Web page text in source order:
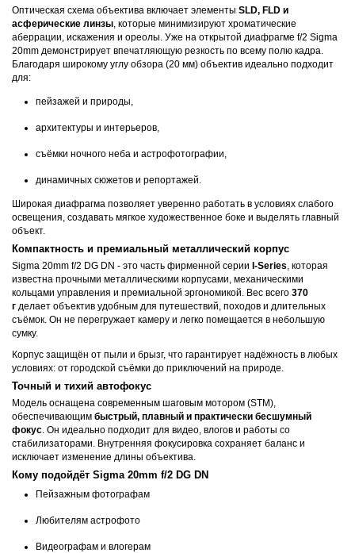
Оптическая схема объектива включает элементы SLD, FLD и
асферические линзы, которые минимизируют хроматические
аберрации, искажения и ореолы. Уже на открытой диафрагме f/2 Sigma
20mm демонстрирует впечатляющую резкость по всему полю кадра.
Благодаря широкому углу обзора (20 мм) объектив идеально подходит
для:
пейзажей и природы,
архитектуры и интерьеров,
съёмки ночного неба и астрофотографии,
динамичных сюжетов и репортажей.
Широкая диафрагма позволяет уверенно работать в условиях слабого
освещения, создавать мягкое художественное боке и выделять главный
объект.
Компактность и премиальный металлический корпус
Sigma 20mm f/2 DG DN - это часть фирменной серии I-Series, которая
известна прочными металлическими корпусами, механическими
кольцами управления и премиальной эргономикой. Вес всего 370
г делает объектив удобным для путешествий, походов и длительных
съёмок. Он не перегружает камеру и легко помещается в небольшую
сумку.
Корпус защищён от пыли и брызг, что гарантирует надёжность в любых
условиях: от городской съёмки до приключений на природе.
Точный и тихий автофокус
Модель оснащена современным шаговым мотором (STM),
обеспечивающим быстрый, плавный и практически бесшумный
фокус. Он идеально подходит для видео, влогов и работы со
стабилизаторами. Внутренняя фокусировка сохраняет баланс и
исключает изменение длины объектива.
Кому подойдёт Sigma 20mm f/2 DG DN
Пейзажным фотографам
Любителям астрофото
Видеографам и влогерам